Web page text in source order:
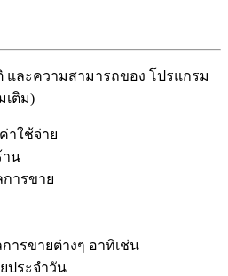
และความสามารถของ โปรแกรม
เติม)
าใช้จ่าย
าน
ารขาย
ารขายต่างๆ อาทิเช่น
ประจำวัน